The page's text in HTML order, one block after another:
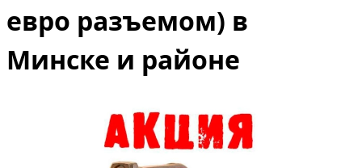
евро разъемом) в
Минске и районе